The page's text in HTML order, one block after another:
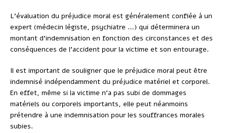
L’évaluation du préjudice moral est généralement confiée à un
expert (médecin légiste, psychiatre …) qui déterminera un
montant d’indemnisation en fonction des circonstances et des
conséquences de l’accident pour la victime et son entourage.
Il est important de souligner que le préjudice moral peut être
indemnisé indépendamment du préjudice matériel et corporel.
En effet, même si la victime n’a pas subi de dommages
matériels ou corporels importants, elle peut néanmoins
prétendre à une indemnisation pour les souffrances morales
subies.